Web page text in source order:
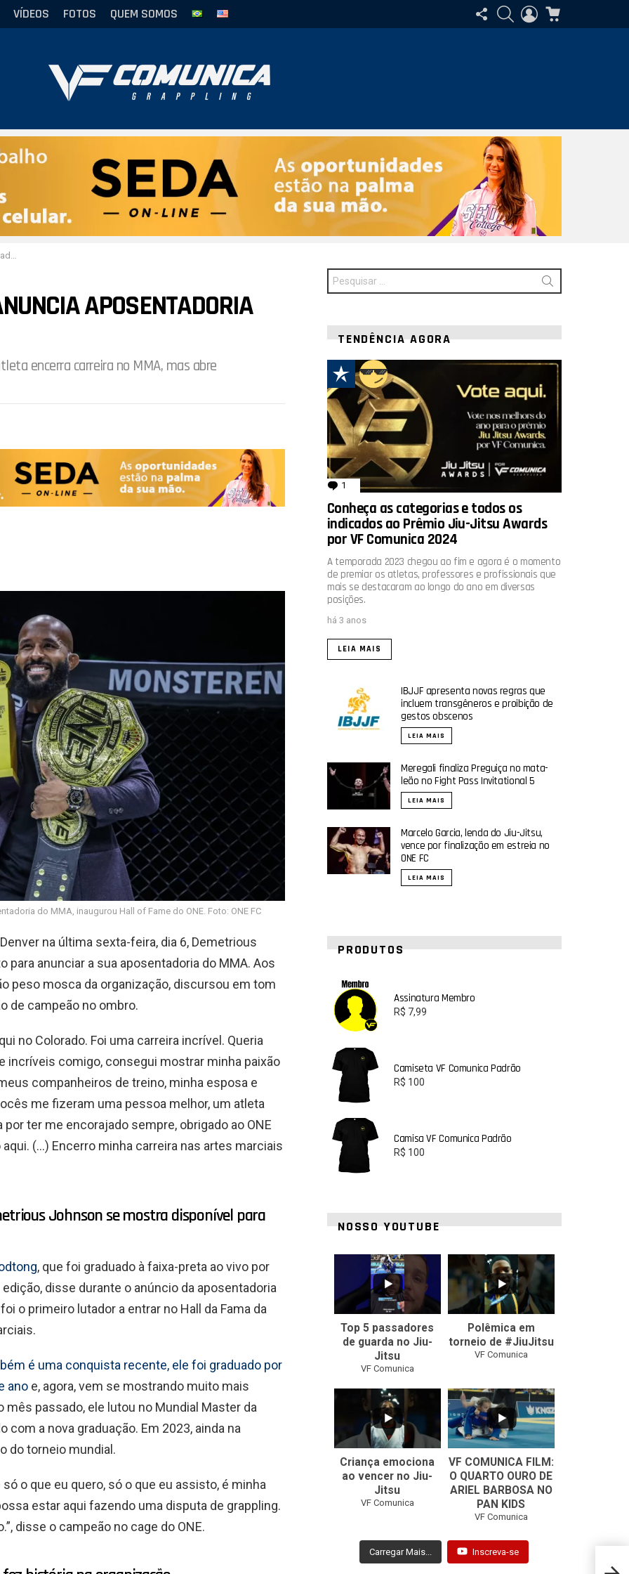
VÍDEOS FOTOS QUEM SOMOS
SIGA-
NOS
PESQUISAR
ENTRAR
APOSENTADORIA
encerra carreira no MMA, mas abre
do MMA, inaugurou Hall of Fame do ONE. Foto: ONE FC
na última sexta-feira, dia 6, Demetrious
para anunciar a sua aposentadoria do MMA. Aos
peso mosca da organização, discursou em tom
de campeão no ombro.
no Colorado. Foi uma carreira incrível. Queria
incríveis comigo, consegui mostrar minha paixão
companheiros de treino, minha esposa e
me fizeram uma pessoa melhor, um atleta
ter me encorajado sempre, obrigado ao ONE
(…) Encerro minha carreira nas artes marciais
Johnson se mostra disponível para
, que foi graduado à faixa-preta ao vivo por
disse durante o anúncio da aposentadoria
o primeiro lutador a entrar no Hall da Fama da
é uma conquista recente, ele foi graduado por
ano e, agora, vem se mostrando muito mais
passado, ele lutou no Mundial Master da
a nova graduação. Em 2023, ainda na
do torneio mundial.
o que eu quero, só o que eu assisto, é minha
estar aqui fazendo uma disputa de grappling.
disse o campeão no cage do ONE.
Procurar
por:
TENDÊNCIA AGORA
1 comentário
Conheça as categorias e todos os
indicados ao Prêmio Jiu-Jitsu Awards
por VF Comunica 2024
A temporada 2023 chegou ao fim e agora é o momento
de premiar os atletas, professores e profissionais que
mais se destacaram ao longo do ano em diversas
posições.
há 3 anos
LEIA MAIS
IBJJF apresenta novas regras que
incluem transgêneros e proibição de
gestos obscenos
LEIA MAIS
Meregali finaliza Preguiça no mata-
leão no Fight Pass Invitational 5
LEIA MAIS
Marcelo Garcia, lenda do Jiu-Jitsu,
vence por finalização em estreia no
ONE FC
LEIA MAIS
PRODUTOS
Assinatura Membro
R$ 7,99
Camiseta VF Comunica Padrão
R$ 100
Camisa VF Comunica Padrão
R$ 100
NOSSO YOUTUBE
0
Top 5 passadores
de guarda no Jiu-
Jitsu
VF Comunica
46 1
Polêmica em
torneio de #JiuJitsu
VF Comunica
0
Criança emociona
ao vencer no Jiu-
Jitsu
VF Comunica
...
0
VF COMUNICA FILM:
O QUARTO OURO DE
ARIEL BARBOSA NO
PAN KIDS
VF Comunica
Carregar Mais... Inscreva-se